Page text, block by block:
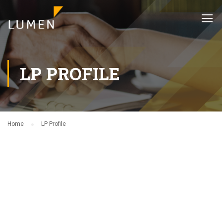
LP PROFILE
Home LP Profile